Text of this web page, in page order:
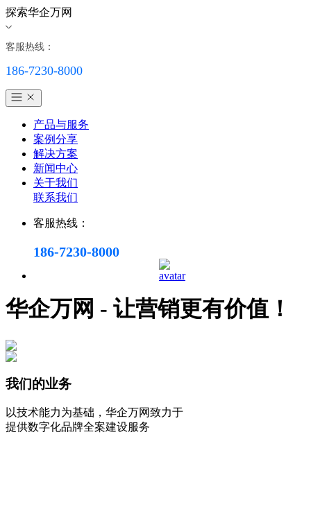
探索华企万网
客服热线：
186-7230-8000
产品与服务
案例分享
解决方案
新闻中心
关于我们
联系我们
客服热线：
186-7230-8000
华企万网 - 让营销更有价值！
我们的业务
以技术能力为基础，华企万网致力于
提供数字化品牌全案建设服务